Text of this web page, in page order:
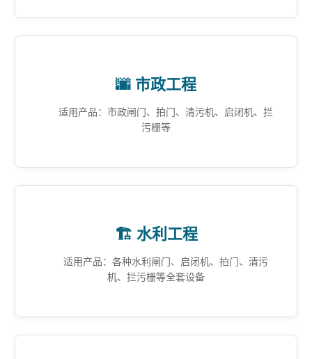
🌆 市政工程
适用产品：市政闸门、拍门、清污机、启闭机、拦
污栅等
🏗️ 水利工程
适用产品：各种水利闸门、启闭机、拍门、清污
机、拦污栅等全套设备